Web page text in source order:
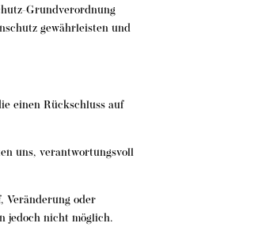
Grundverordnung
gewährleisten und
einen Rückschluss auf
uns, verantwortungsvoll
Veränderung oder
jedoch nicht möglich.